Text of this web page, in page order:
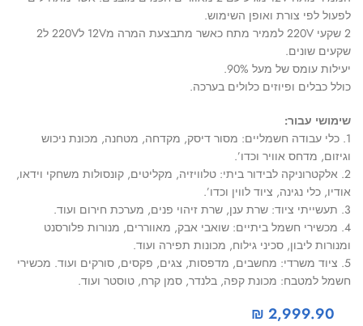
לפעול לפי צורת ואופן השימוש.
2 שקעי 220V לממיר מתח כאשר מתבצעת המרה מ12V ל220V ל2
שקעים שונים.
יעילות עומס של מעל 90%.
כולל כבלים ופיוזים כלולים בערכה.
שימושי עבור:
1. כלי עבודה חשמליים: מסור דיסק, מקדחה, מטחנה, מכונת ניכוש
וגיזום, מדחס אוויר וכדו’.
2. אלקטרוניקה לבידור ביתי: טלוויזיה, מקליטים, קונסולות משחקי וידאו,
אודיו, כלי נגינה, ציוד לווין וכדו’.
3. תעשייתי ציוד: שרת ענן, שרת זיהוי פנים, מערכת חירום ועוד.
4. מכשירי חשמל ביתיים: שואבי אבק, מאווררים, מנורות פלורסנט
ומנורות ליבון, סכיני גילוח, מכונות תפירה ועוד.
5. ציוד משרדי: מחשבים, מדפסות, צגים, פקסים, סורקים ועוד. מכשירי
חשמל למטבח: מכונת קפה, בלנדר, סמן קרח, טוסטר ועוד.
₪ 2,999.90